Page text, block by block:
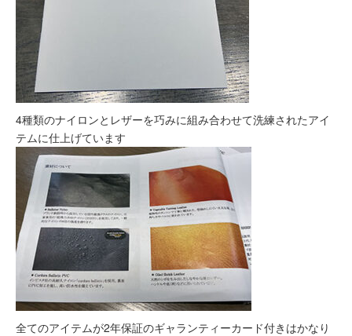
4種類のナイロンとレザーを巧みに組み合わせて洗練されたアイ
テムに仕上げています
全てのアイテムが2年保証のギャランティーカード付きはかなり